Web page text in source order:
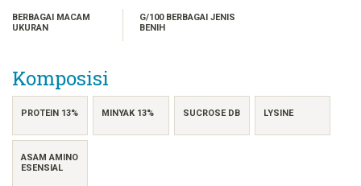
BERBAGAI MACAM
UKURAN
G/100 BERBAGAI JENIS
BENIH
Komposisi
PROTEIN 13% MINYAK 13% SUCROSE DB LYSINE
ASAM AMINO
ESENSIAL